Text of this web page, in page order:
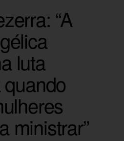
“A
luta
ministrar”